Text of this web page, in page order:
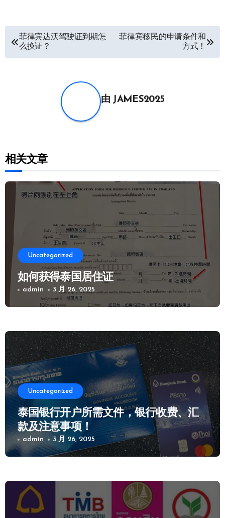
菲律宾达沃驾驶证到期怎
么换证？
菲律宾移民的申请条件和
方式！
由 JAMES2025
相关文章
Uncategorized
如何获得泰国居住证
admin 3 月 26, 2025
Uncategorized
泰国银行开户所需文件，银行收费、汇
款及注意事项！
admin 3 月 26, 2025